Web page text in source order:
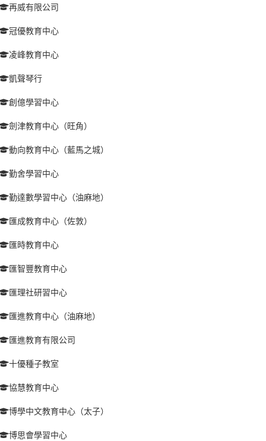
再威有限公司
冠優教育中心
凌峰教育中心
凱聲琴行
創億學習中心
劍津教育中心（旺角）
動向教育中心（藍馬之城）
勤舍學習中心
勤達數學習中心（油麻地）
匯成教育中心（佐敦）
匯時教育中心
匯智豐教育中心
匯理社研習中心
匯進教育中心（油麻地）
匯進教育有限公司
十優種子教室
協慧教育中心
博學中文教育中心（太子）
博思會學習中心